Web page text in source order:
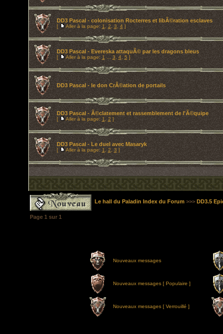
DD3 Pascal - colonisation Rocterres et libÃ©ration esclaves
[ Aller à la page: 1 ,2 ,3,4]
DD3 Pascal - Evereska attaquÃ© par les dragons bleus
[ Aller à la page: 1 ...3 ,4,5]
DD3 Pascal - le don CrÃ©ation de portails
DD3 Pascal - Ã©clatement et rassemblement de l'Ã©quipe
[ Aller à la page: 1 ,2 ]
DD3 Pascal - Le duel avec Masaryk
[ Aller à la page: 1 ,2 ,3]
Le hall du Paladin Index du Forum >>> DD3.5
Page 1 sur 1
Nouveaux messages
Nouveaux messages [ Populaire ]
Nouveaux messages [ Verrouillé ]